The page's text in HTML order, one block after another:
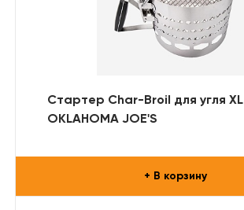
Стартер Char-Broil для угля XL
OKLAHOMA JOE'S
+ В корзину